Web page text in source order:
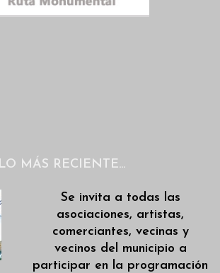
LO MÁS RECIENTE…
Se invita a todas las
asociaciones, artistas,
comerciantes, vecinas y
vecinos del municipio a
participar en la programación